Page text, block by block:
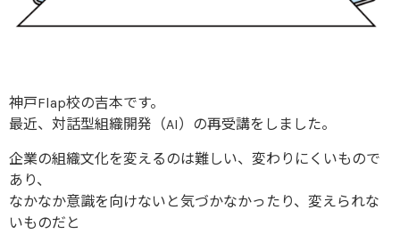
神戸Flap校の吉本です。
最近、対話型組織開発（AI）の再受講をしました。
企業の組織文化を変えるのは難しい、変わりにくいもので
あり、
なかなか意識を向けないと気づかなかったり、変えられな
いものだと